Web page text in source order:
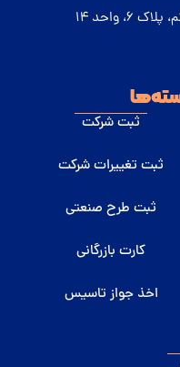
واحد 14
ثبت شرکت
ثبت تغییرات شرکت
ثبت طرح صنعتی
کارت بازرگانی
اخذ جواز تاسیس